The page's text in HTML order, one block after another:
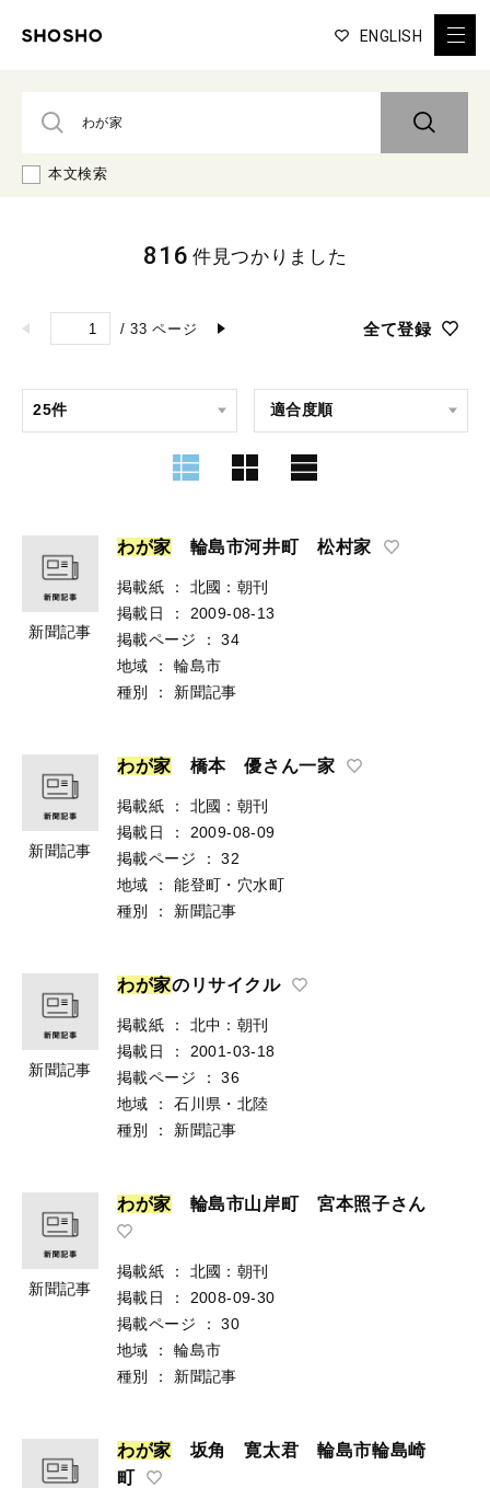
ENGLISH
本文検索
/ 33 ページ 全て登録
816 件見つかりました
新聞記事
わが家 輪島市河井町 松村家
掲載紙 ：
北國：朝刊
掲載日
：
2009-08-13
掲載ページ
：
34
地域
：
輪島市
種別
： 新聞記事
新聞記事
わが家 橋本 優さん一家
掲載紙 ：
北國：朝刊
掲載日
：
2009-08-09
掲載ページ
：
32
地域
：
能登町・穴水町
種別
： 新聞記事
新聞記事
わが家のリサイクル
掲載紙 ：
北中：朝刊
掲載日
：
2001-03-18
掲載ページ
：
36
地域
：
石川県・北陸
種別
： 新聞記事
新聞記事
わが家 輪島市山岸町 宮本照子さん
掲載紙 ：
北國：朝刊
掲載日
：
2008-09-30
掲載ページ
：
30
地域
：
輪島市
種別
： 新聞記事
わが家 坂角 寛太君 輪島市輪島崎
町